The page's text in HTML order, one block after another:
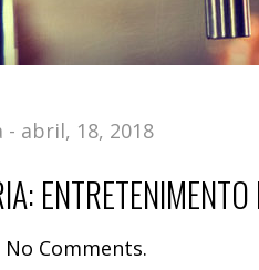
abril, 18, 2018
No Comments.